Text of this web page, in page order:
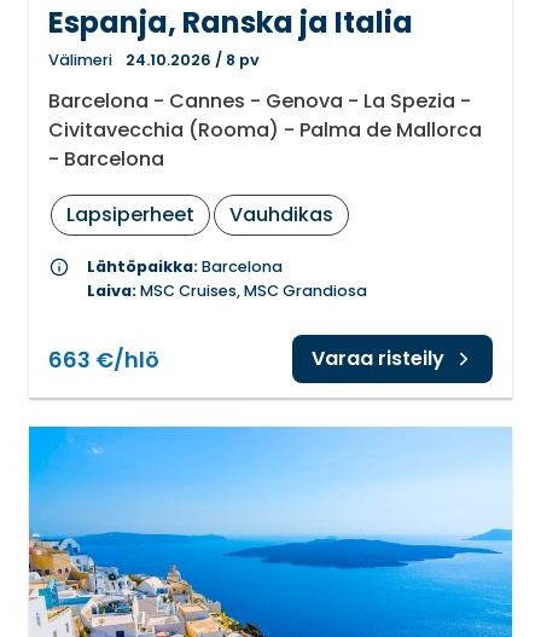
Espanja, Ranska ja Italia
Välimeri 24.10.2026 / 8 pv
Barcelona - Cannes - Genova - La Spezia -
Civitavecchia (Rooma) - Palma de Mallorca
- Barcelona
Lapsiperheet Vauhdikas
info Lähtöpaikka:Barcelona
Laiva:MSC Cruises, MSC Grandiosa
663 €/hlö Varaa risteily